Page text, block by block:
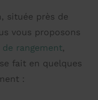
située près de
vous proposons
de rangement,
fait en quelques
: